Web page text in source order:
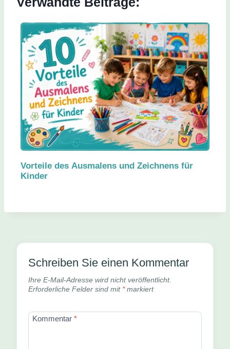
Vorteile des Ausmalens und Zeichnens für
Kinder
Schreiben Sie einen Kommentar
Ihre E-Mail-Adresse wird nicht veröffentlicht.
Erforderliche Felder sind mit *markiert
Kommentar *